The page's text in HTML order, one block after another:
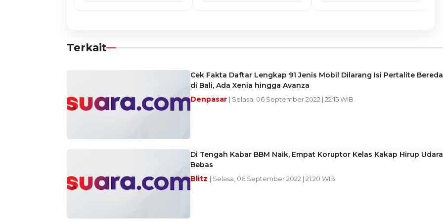
Terkait
Cek Fakta Daftar Lengkap 91 Jenis Mobil Dilarang Isi Pertalite
di Bali, Ada Xenia hingga Avanza
Denpasar | Selasa, 06 September 2022 | 22:15 WIB
Di Tengah Kabar BBM Naik, Empat Koruptor Kelas Kakap Hirup Udara
Bebas
Blitz | Selasa, 06 September 2022 | 21:20 WIB